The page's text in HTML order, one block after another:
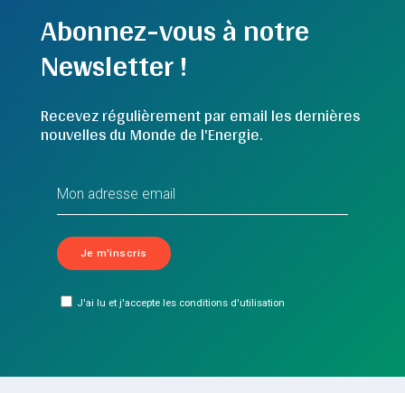
Abonnez-vous à notre
Newsletter !
Recevez régulièrement par email les dernières
nouvelles du Monde de l'Energie.
J'ai lu et j'accepte les conditions d'utilisation